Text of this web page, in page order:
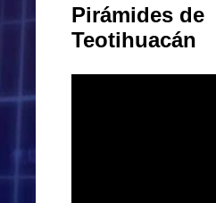
Pirámides de
Teotihuacán